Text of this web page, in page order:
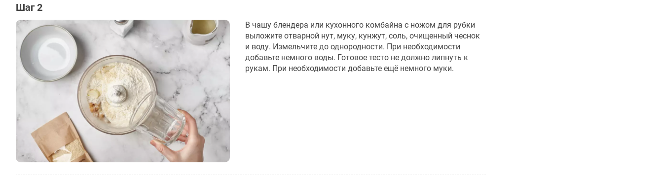
Шаг 2
В чашу блендера или кухонного комбайна с ножом для рубки
выложите отварной нут, муку, кунжут, соль, очищенный чеснок
и воду. Измельчите до однородности. При необходимости
добавьте немного воды. Готовое тесто не должно липнуть к
рукам. При необходимости добавьте ещё немного муки.